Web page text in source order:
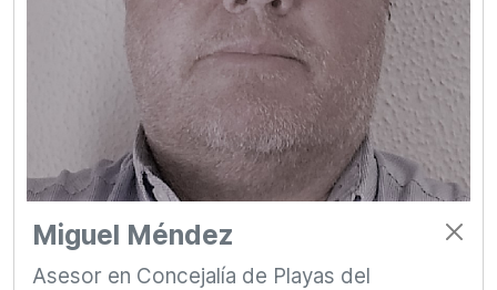
Miguel Méndez
Asesor en Concejalía de Playas del